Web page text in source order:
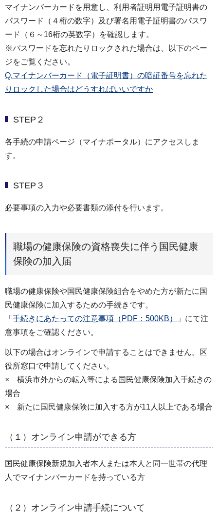
マイナンバーカードを用意し、利用者証明用電子証明書の
パスワード（４桁の数字）及び署名用電子証明書のパスワ
ード（６～16桁の英数字）を確認します。
※パスワードを忘れたりロックされた場合は、以下のペー
ジをご覧ください。
Q.マイナンバーカード（電子証明書）の暗証番号を忘れた
りロックした場合はどうすればいいですか
STEP２
各手続の申請ページ（マイナポータル）にアクセスしま
す。
STEP３
必要事項の入力や必要書類の添付を行います。
職場の健康保険の資格喪失に伴う国民健康
保険の加入届
職場の健康保険や国民健康保険組合をやめた方が新たに国
民健康保険に加入するための手続きです。
「 手続きにあたっての注意事項（PDF：500KB）
」にて注
意事項をご確認ください。
以下の場合はオンラインで申請することはできません。区
役所窓口で申請してください。
× 横浜市外からの転入等による国民健康保険加入手続きの
場合
× 新たに国民健康保険に加入する方が11人以上である場合
（１）オンライン申請ができる方
国民健康保険新規加入者本人または本人と同一世帯の代理
人でマイナンバーカードを持っている方
（２）オンライン申請手続について